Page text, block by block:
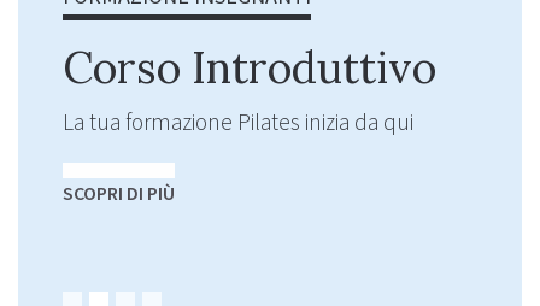
Corso Introduttivo
La tua formazione Pilates inizia da qui
SCOPRI DI PIÙ